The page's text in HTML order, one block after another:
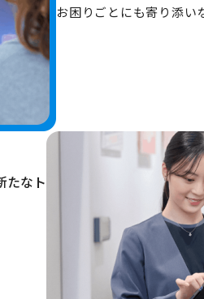
お困りごとにも寄り添い
たなト